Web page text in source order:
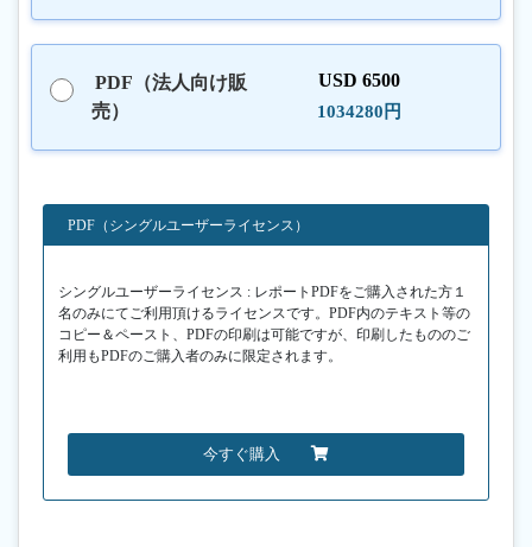
PDF（法人向け販
売）
USD 6500
1034280円
PDF（シングルユーザーライセンス）
シングルユーザーライセンス : レポートPDFをご購入された方１
名のみにてご利用頂けるライセンスです。PDF内のテキスト等の
コピー＆ペースト、PDFの印刷は可能ですが、印刷したもののご
利用もPDFのご購入者のみに限定されます。
今すぐ購入